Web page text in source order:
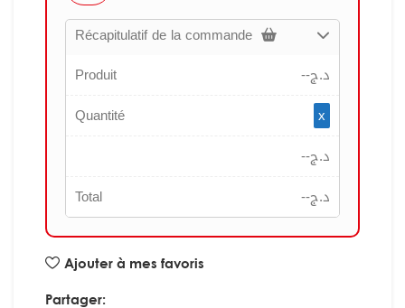
Récapitulatif de la commande
Produit
--د.ج
Quantité
x
--د.ج
Total
--د.ج
Ajouter à mes favoris
Partager: